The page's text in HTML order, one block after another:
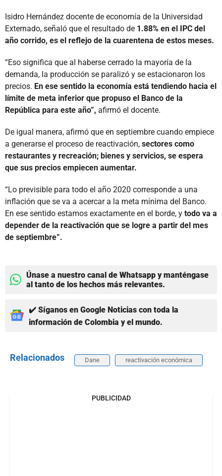
Isidro Hernández docente de economía de la Universidad
Externado, señaló que el resultado de 1.88% en el IPC del
año corrido, es el reflejo de la cuarentena de estos meses.
“Eso significa que al haberse cerrado la mayoría de la
demanda, la producción se paralizó y se estacionaron los
precios. En ese sentido la economía está tendiendo hacia el
límite de meta inferior que propuso el Banco de la
República para este año”, afirmó el docente.
De igual manera, afirmó que en septiembre cuando empiece
a generarse el proceso de reactivación, sectores como
restaurantes y recreación; bienes y servicios, se espera
que sus precios empiecen aumentar.
“Lo previsible para todo el año 2020 corresponde a una
inflación que se va a acercar a la meta mínima del Banco.
En ese sentido estamos exactamente en el borde, y todo va a
depender de la reactivación que se logre a partir del mes
de septiembre”.
Únase a nuestro canal de Whatsapp y manténgase
al tanto de los hechos más relevantes.
✔️ Síganos en Google Noticias con toda la
información de Colombia y el mundo.
Relacionados Dane reactivación económica
PUBLICIDAD